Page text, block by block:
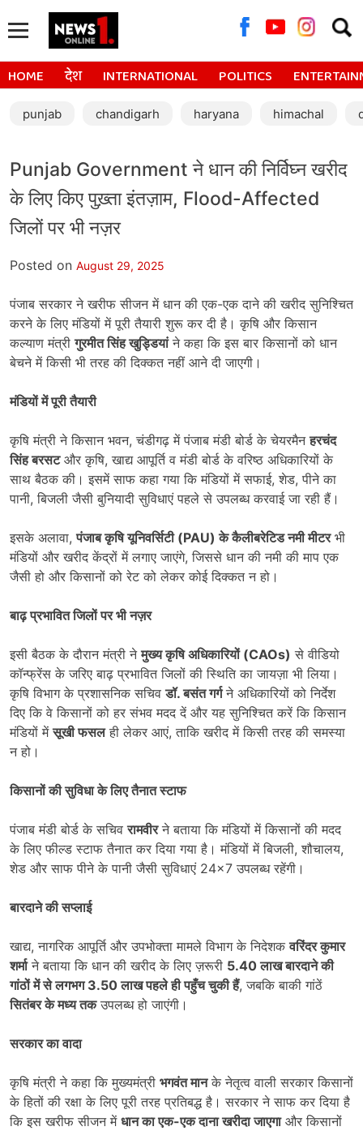
for:
HOME देश INTERNATIONAL POLITICS
punjab chandigarh haryana himachal
Punjab Government ने धान की निर्विघ्न खरीद
के लिए किए पुख़्ता इंतज़ाम, Flood-Affected
जिलों पर भी नज़र
Posted on August 29, 2025
पंजाब सरकार ने खरीफ सीजन में धान की एक-एक दाने की खरीद सुनिश्चित
करने के लिए मंडियों में पूरी तैयारी शुरू कर दी है। कृषि और किसान
कल्याण मंत्रीगुरमीत सिंह खुड्डियांने कहा कि इस बार किसानों को धान
बेचने में किसी भी तरह की दिक्कत नहीं आने दी जाएगी।
मंडियों में पूरी तैयारी
कृषि मंत्री ने किसान भवन, चंडीगढ़ में पंजाब मंडी बोर्ड के चेयरमैनहरचंद
सिंह बरसटऔर कृषि, खाद्य आपूर्ति व मंडी बोर्ड के वरिष्ठ अधिकारियों के
साथ बैठक की। इसमें साफ कहा गया कि मंडियों में सफाई, शेड, पीने का
पानी, बिजली जैसी बुनियादी सुविधाएं पहले से उपलब्ध करवाई जा रही हैं।
इसके अलावा,पंजाब कृषि यूनिवर्सिटी (PAU)के कैलीबरेटिड नमी मीटरभी
मंडियों और खरीद केंद्रों में लगाए जाएंगे, जिससे धान की नमी की माप एक
जैसी हो और किसानों को रेट को लेकर कोई दिक्कत न हो।
बाढ़ प्रभावित जिलों पर भी नज़र
इसी बैठक के दौरान मंत्री नेमुख्य कृषि अधिकारियों (CAOs) से वीडियो
कॉन्फ्रेंस के जरिए बाढ़ प्रभावित जिलों की स्थिति का जायज़ा भी लिया।
कृषि विभाग के प्रशासनिक सचिवडॉ. बसंत गर्गने अधिकारियों को निर्देश
दिए कि वे किसानों को हर संभव मदद दें और यह सुनिश्चित करें कि किसान
मंडियों मेंसूखी फसलही लेकर आएं, ताकि खरीद में किसी तरह की समस्या
न हो।
किसानों की सुविधा के लिए तैनात स्टाफ
पंजाब मंडी बोर्ड के सचिवरामवीरने बताया कि मंडियों में किसानों की मदद
के लिए फील्ड स्टाफ तैनात कर दिया गया है। मंडियों में बिजली, शौचालय,
शेड और साफ पीने के पानी जैसी सुविधाएं 24×7 उपलब्ध रहेंगी।
बारदाने की सप्लाई
खाद्य, नागरिक आपूर्ति और उपभोक्ता मामले विभाग के निदेशकवरिंदर कुमार
शर्माने बताया कि धान की खरीद के लिए ज़रूरी 5.40लाख बारदाने की
गांठों में से लगभग 3.50लाख पहले ही पहुँच चुकी हैं, जबकि बाकी गांठें
सितंबर के मध्य तकउपलब्ध हो जाएंगी।
सरकार का वादा
कृषि मंत्री ने कहा कि मुख्यमंत्री भगवंत मानके नेतृत्व वाली सरकार किसानों
के हितों की रक्षा के लिए पूरी तरह प्रतिबद्ध है। सरकार ने साफ कर दिया है
कि इस खरीफ सीजन में धान का एक-एक दाना खरीदा जाएगाऔर किसानों